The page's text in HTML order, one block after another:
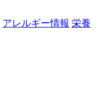
アレルギー情報 栄養